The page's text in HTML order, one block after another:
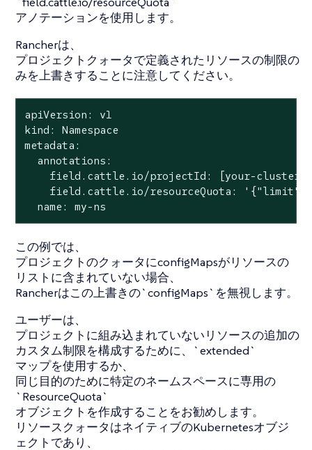
アノテーションを使用します。
Rancherは、
プロジェクトクォータで定義されたリソースの制限の
みを上書きすることに注意してください。
apiVersion: v1
kind: Namespace
metadata:
  annotations:
field.cattle.io/projectId: [your-cluster-
field.cattle.io/resourceQuota:
  name: my-ns
この例では、
プロジェクトのクォータにconfigMapsがリソースの
リストに含まれていない場合、
Rancherはこの上書きの`configMaps`を無視します。
ユーザーは、
プロジェクトに組み込まれていないリソースの追加の
カスタム制限を構成するために、`extended`
マップを使用するか、
同じ目的のために特定のネームスペースに専用の
`ResourceQuota`
オブジェクトを作成することをお勧めします。
リソースクォータはネイティブのKubernetesオブジ
ェクトであり、